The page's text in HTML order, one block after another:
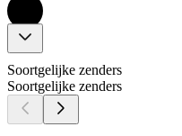
Soortgelijke zenders
Soortgelijke zenders